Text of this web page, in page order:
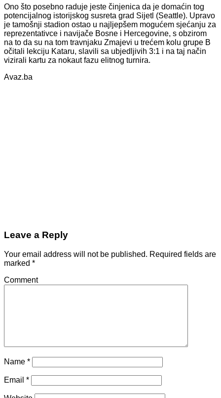
Ono što posebno raduje jeste činjenica da je domaćin tog
potencijalnog istorijskog susreta grad Sijetl (Seattle). Upravo
je tamošnji stadion ostao u najljepšem mogućem sjećanju za
reprezentativce i navijače Bosne i Hercegovine, s obzirom
na to da su na tom travnjaku Zmajevi u trećem kolu grupe B
očitali lekciju Kataru, slavili sa ubjedljivih 3:1 i na taj način
vizirali kartu za nokaut fazu elitnog turnira.
Avaz.ba
Leave a Reply
Your email address will not be published. Required fields are
marked *
Comment
Name *
Email *